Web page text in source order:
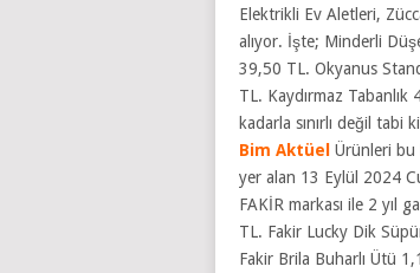
Elektrikli Ev Aletleri,
alıyor. İşte; Minderli
39,50 TL. Okyanus
TL. Kaydırmaz Tabanlık
kadarla sınırlı değil
Bim Aktüel Ürünleri bu
yer alan 13 Eylül 2024
FAKİR markası ile 2 yıl
TL. Fakir Lucky Dik
Fakir Brila Buharlı Ütü